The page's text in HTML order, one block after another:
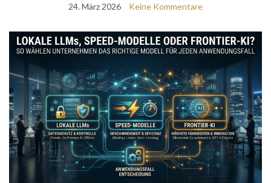
24. März 2026 Keine Kommentare